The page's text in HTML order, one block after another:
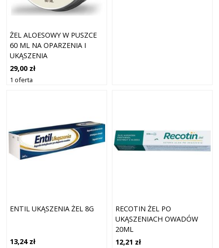
ŻEL ALOESOWY W PUSZCE
60 ML NA OPARZENIA I
UKĄSZENIA
29,00 zł
1 oferta
ENTIL UKĄSZENIA ŻEL 8G
13,24 zł
RECOTIN ŻEL PO
UKĄSZENIACH OWADÓW
20ML
12,21 zł